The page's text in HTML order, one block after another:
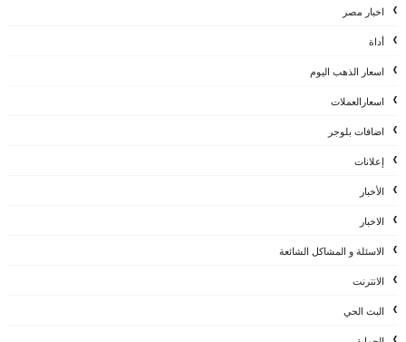
اخبار مصر
أداة
اسعار الذهب اليوم
اسعارالعملات
اضافات بلوجر
إعلانات
الأخبار
الاخبار
الاسئلة و المشاكل الشائعة
الانترنت
البث الحي